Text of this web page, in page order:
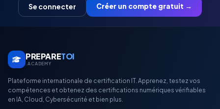
Se connecter
Créer un compte gratuit →
PREPARETOI
.ACADEMY
Plateforme internationale de certification IT. Apprenez, testez vos
compétences et obtenez des certifications numériques vérifiables
en IA, Cloud, Cybersécurité et bien plus.